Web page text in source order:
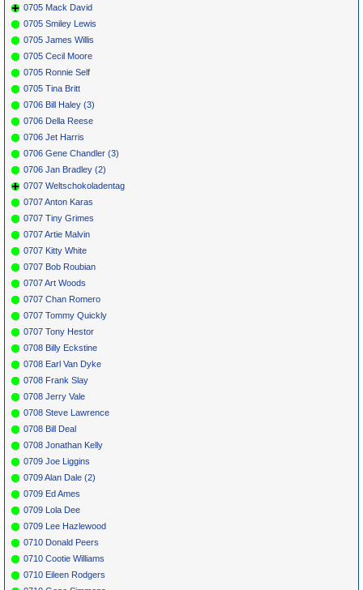
0705 Mack David
0705 Smiley Lewis
0705 James Willis
0705 Cecil Moore
0705 Ronnie Self
0705 Tina Britt
0706 Bill Haley (3)
0706 Della Reese
0706 Jet Harris
0706 Gene Chandler (3)
0706 Jan Bradley (2)
0707 Weltschokoladentag
0707 Anton Karas
0707 Tiny Grimes
0707 Artie Malvin
0707 Kitty White
0707 Bob Roubian
0707 Art Woods
0707 Chan Romero
0707 Tommy Quickly
0707 Tony Hestor
0708 Billy Eckstine
0708 Earl Van Dyke
0708 Frank Slay
0708 Jerry Vale
0708 Steve Lawrence
0708 Bill Deal
0708 Jonathan Kelly
0709 Joe Liggins
0709 Alan Dale (2)
0709 Ed Ames
0709 Lola Dee
0709 Lee Hazlewood
0710 Donald Peers
0710 Cootie Williams
0710 Eileen Rodgers